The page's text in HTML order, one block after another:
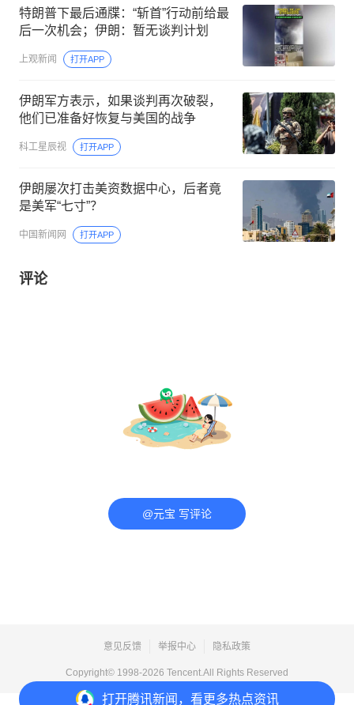
打开腾讯新闻，看更多热点资讯
特朗普下最后通牒：“斩首”行动前给最
后一次机会；伊朗：暂无谈判计划
上观新闻 打开APP
伊朗军方表示，如果谈判再次破裂，
他们已准备好恢复与美国的战争
科工星辰视 打开APP
伊朗屡次打击美资数据中心，后者竟
是美军“七寸”？
中国新闻网 打开APP
评论
@元宝 写评论
意见反馈 举报中心 隐私政策
Copyright© 1998-2026 Tencent.All Rights Reserved